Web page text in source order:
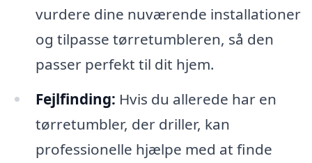
vurdere dine nuværende installationer
og tilpasse tørretumbleren, så den
passer perfekt til dit hjem.
Fejlfinding: Hvis du allerede har en
tørretumbler, der driller, kan
professionelle hjælpe med at finde